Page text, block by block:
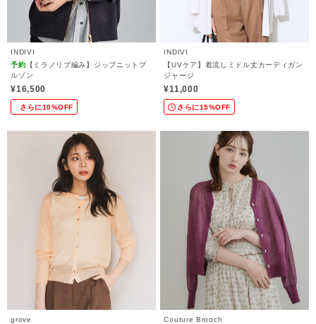
INDIVI
予約 【ミラノリブ編み】ジップニットブ
ルゾン
¥16,500
さらに10%OFF
INDIVI
【UVケア】着流しミドル丈カーディガン
ジャージ
¥11,000
さらに15%OFF
grove
Couture Brooch